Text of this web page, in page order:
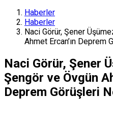
Haberler
Haberler
Naci Görür, Şener
Ahmet Ercan’ın Deprem
Naci Görür, Şener
Şengör ve Övgün
Deprem Görüşleri